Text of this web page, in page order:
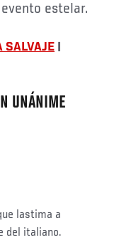
estelar.
SALVAJE
UNÁNIME
lastima a
del italiano.